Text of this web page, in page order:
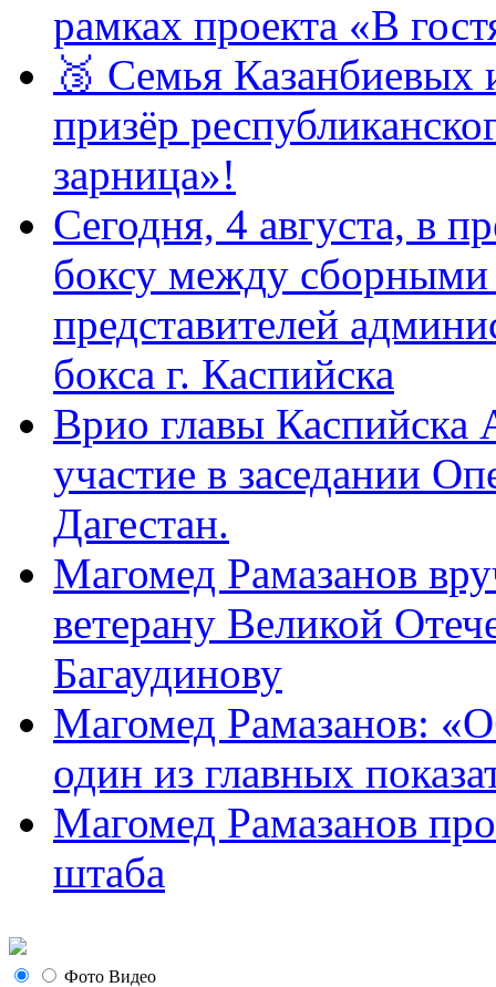
рамках проекта «В
🥉 Семья
призёр
зарница»!
Сегодня, 4 августа, в
боксу между сборными
представителей
бокса г. Каспийска
Врио главы
участие в заседании
Дагестан.
Магомед Рамазанов
ветерану Великой
Багаудинову
Магомед Рамазанов:
один из главных
Магомед Рамазанов
штаба
Фото Видео